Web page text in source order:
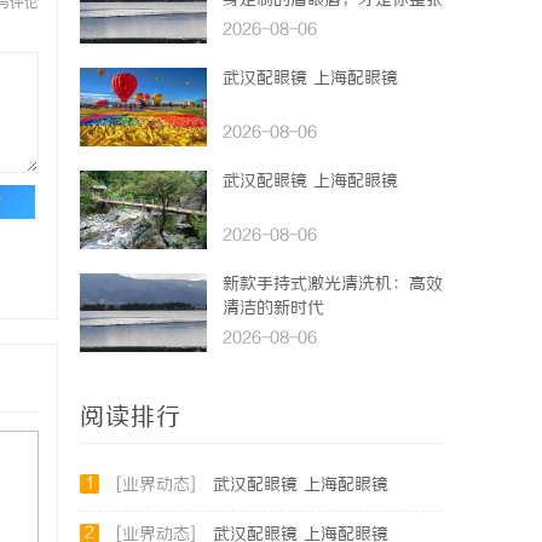
脸的点睛之笔！淡颜系女生的
2026-08-06
武汉配眼镜 上海配眼镜
2026-08-06
武汉配眼镜 上海配眼镜
2026-08-06
新款手持式激光清洗机：高效
清洁的新时代
2026-08-06
阅读排行
1 [业界动态] 武汉配眼镜 上海配眼镜
2 [业界动态] 武汉配眼镜 上海配眼镜